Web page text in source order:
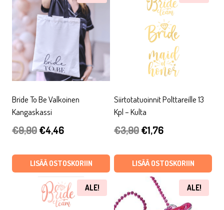
Bride To Be Valkoinen
Kangaskassi
€9,90Alkuperäinen
oli:
€4,46Nykyinen
on:
€4,46.
LISÄÄ OSTOSKORIIN
Siirtotatuoinnit Polttareille 13
Kpl – Kulta
€3,90Alkuperäinen
oli:
€3,90.
€1,76Nykyinen
on:
€1,76.
LISÄÄ OSTOSKORIIN
ALE! ALE!